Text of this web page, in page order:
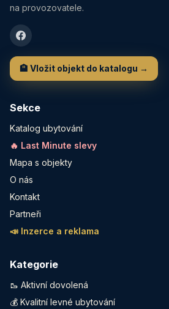
na provozovatele.
🏨 Vložit objekt do katalogu →
Sekce
Katalog ubytování
🔥 Last Minute slevy
Mapa s objekty
O nás
Kontakt
Partneři
📣 Inzerce a reklama
Kategorie
🥾 Aktivní dovolená
💰 Kvalitní levné ubytování